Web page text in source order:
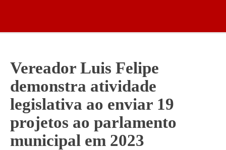
Vereador Luis Felipe
demonstra atividade
legislativa ao enviar 19
projetos ao parlamento
municipal em 2023